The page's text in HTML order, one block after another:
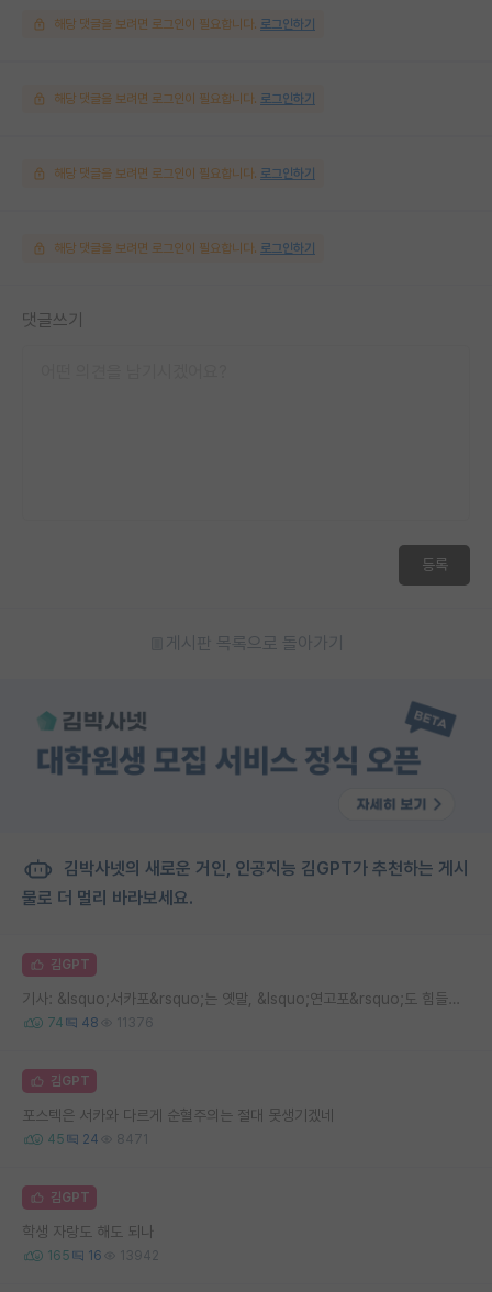
해당 댓글을 보려면 로그인이 필요합니다. 로그인하기
해당 댓글을 보려면 로그인이 필요합니다. 로그인하기
해당 댓글을 보려면 로그인이 필요합니다. 로그인하기
해당 댓글을 보려면 로그인이 필요합니다. 로그인하기
댓글쓰기
등록
게시판 목록으로 돌아가기
김박사넷의 새로운 거인, 인공지능 김GPT가 추천하는 게시
물로 더 멀리 바라보세요.
김GPT
기사: &lsquo;서카포&rsquo;는 옛말, &lsquo;연고포&rsquo;도 힘들다...어느 포스텍 대학원생의 고민
74 48 11376
김GPT
포스텍은 서카와 다르게 순혈주의는 절대 못생기겠네
45 24 8471
김GPT
학생 자랑도 해도 되나
165 16 13942